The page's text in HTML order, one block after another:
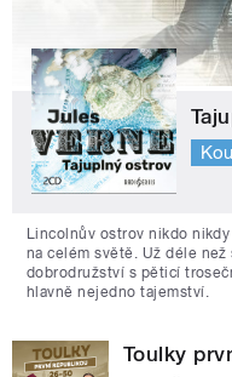
Lincolnův ostrov nikdo
na celém světě. Už déle
dobrodružství s pěticí
hlavně nejedno tajemství.
Toulky